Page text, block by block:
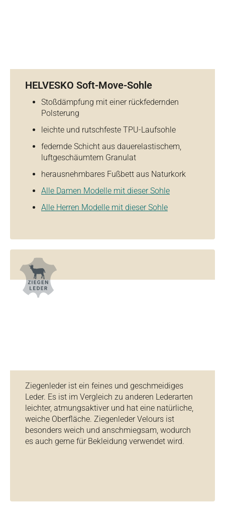
HELVESKO Soft-Move-Sohle
Stoßdämpfung mit einer rückfedernden
Polsterung
leichte und rutschfeste TPU-Laufsohle
federnde Schicht aus dauerelastischem,
luftgeschäumtem Granulat
herausnehmbares Fußbett aus Naturkork
Alle Damen Modelle mit dieser Sohle
Alle Herren Modelle mit dieser Sohle
Ziegenleder ist ein feines und geschmeidiges
Leder. Es ist im Vergleich zu anderen Lederarten
leichter, atmungsaktiver und hat eine natürliche,
weiche Oberfläche. Ziegenleder Velours ist
besonders weich und anschmiegsam, wodurch
es auch gerne für Bekleidung verwendet wird.